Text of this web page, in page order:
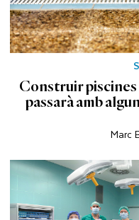
Construir piscines
passarà amb
Marc